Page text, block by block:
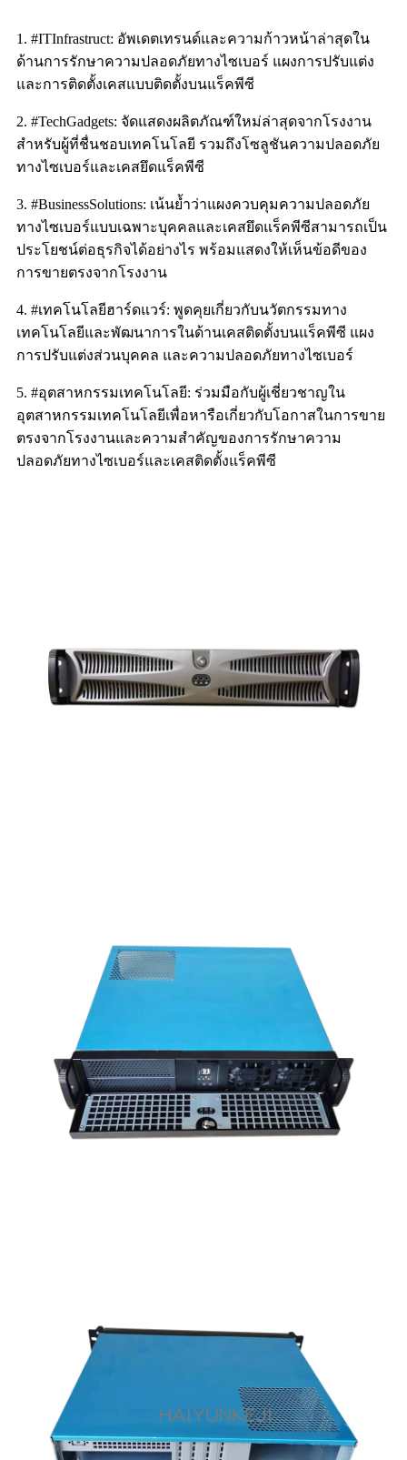
1. #ITInfrastruct: อัพเดตเทรนด์และความก้าวหน้าล่าสุดใน
ด้านการรักษาความปลอดภัยทางไซเบอร์ แผงการปรับแต่ง
และการติดตั้งเคสแบบติดตั้งบนแร็คพีซี
2. #TechGadgets: จัดแสดงผลิตภัณฑ์ใหม่ล่าสุดจากโรงงาน
สำหรับผู้ที่ชื่นชอบเทคโนโลยี รวมถึงโซลูชันความปลอดภัย
ทางไซเบอร์และเคสยึดแร็คพีซี
3. #BusinessSolutions: เน้นย้ำว่าแผงควบคุมความปลอดภัย
ทางไซเบอร์แบบเฉพาะบุคคลและเคสยึดแร็คพีซีสามารถเป็น
ประโยชน์ต่อธุรกิจได้อย่างไร พร้อมแสดงให้เห็นข้อดีของ
การขายตรงจากโรงงาน
4. #เทคโนโลยีฮาร์ดแวร์: พูดคุยเกี่ยวกับนวัตกรรมทาง
เทคโนโลยีและพัฒนาการในด้านเคสติดตั้งบนแร็คพีซี แผง
การปรับแต่งส่วนบุคคล และความปลอดภัยทางไซเบอร์
5. #อุตสาหกรรมเทคโนโลยี: ร่วมมือกับผู้เชี่ยวชาญใน
อุตสาหกรรมเทคโนโลยีเพื่อหารือเกี่ยวกับโอกาสในการขาย
ตรงจากโรงงานและความสำคัญของการรักษาความ
ปลอดภัยทางไซเบอร์และเคสติดตั้งแร็คพีซี